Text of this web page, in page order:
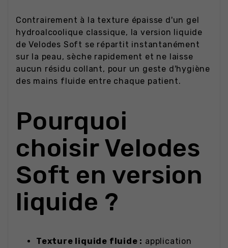
Contrairement à la texture épaisse d'un gel
hydroalcoolique classique, la version liquide
de Velodes Soft se répartit instantanément
sur la peau, sèche rapidement et ne laisse
aucun résidu collant, pour un geste d'hygiène
des mains fluide entre chaque patient.
Pourquoi
choisir Velodes
Soft en version
liquide ?
Texture liquide fluide : application